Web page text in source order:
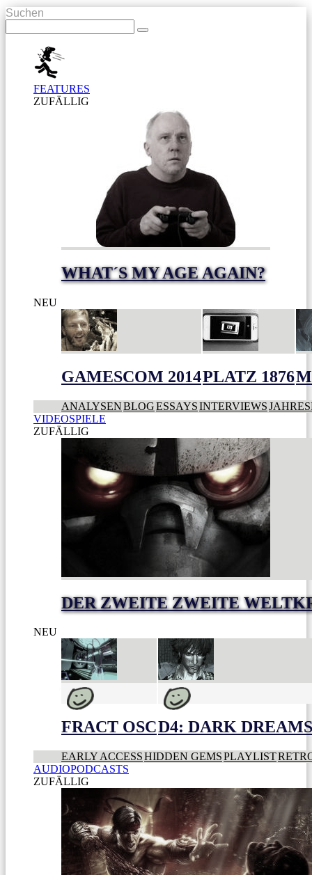
Suchen
FEATURES
ZUFÄLLIG
WHAT´S MY AGE AGAIN?
NEU
GAMESCOM 2014PLATZ 1876
ANALYSENBLOGESSAYSINTERVIEWS
VIDEOSPIELE
ZUFÄLLIG
DER ZWEITE ZWEITE
NEU
FRACT OSCD4: DARK
EARLY ACCESSHIDDEN GEMSPLAYLIST
AUDIOPODCASTS
ZUFÄLLIG